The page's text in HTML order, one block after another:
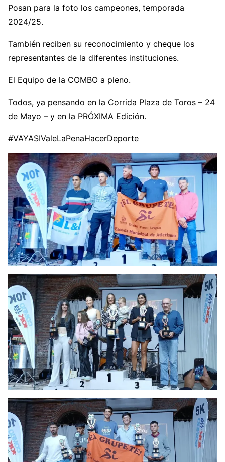
Posan para la foto los campeones, temporada
2024/25.
También reciben su reconocimiento y cheque los
representantes de la diferentes instituciones.
El Equipo de la COMBO a pleno.
Todos, ya pensando en la Corrida Plaza de Toros – 24
de Mayo – y en la PRÓXIMA Edición.
#VAYASIValeLaPenaHacerDeporte